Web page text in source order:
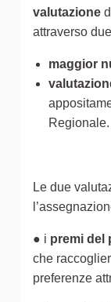
valutazione
attraverso
maggior
Regionale.
Le due
● i premi del
che
preferenze